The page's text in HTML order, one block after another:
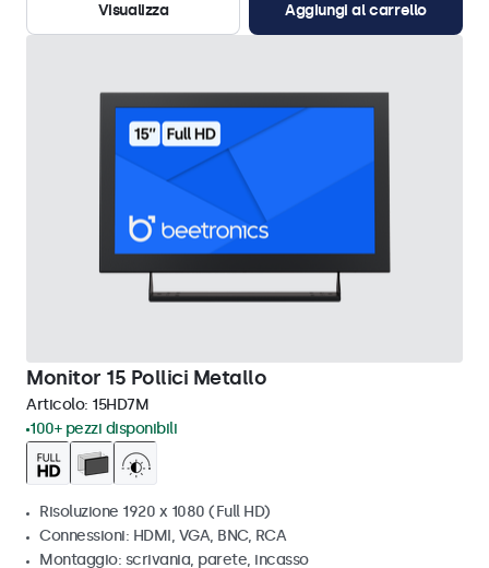
Visualizza
Aggiungi al carrello
Monitor 15 Pollici Metallo
Articolo: 15HD7M
100+ pezzi disponibili
Risoluzione 1920 x 1080 (Full HD)
Connessioni: HDMI, VGA, BNC, RCA
Montaggio: scrivania, parete, incasso